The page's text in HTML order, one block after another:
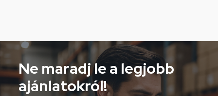
Ne maradj le a legjobb
ajánlatokról!